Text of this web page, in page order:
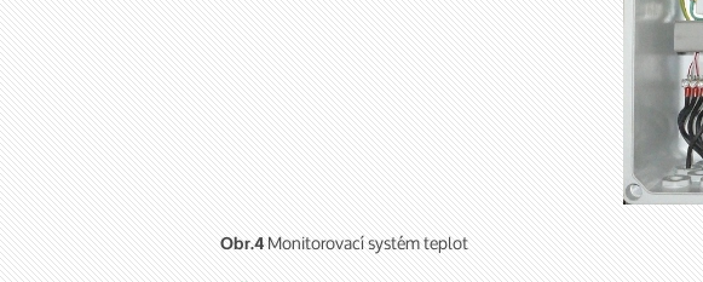
Obr.4Monitorovací systém teplot